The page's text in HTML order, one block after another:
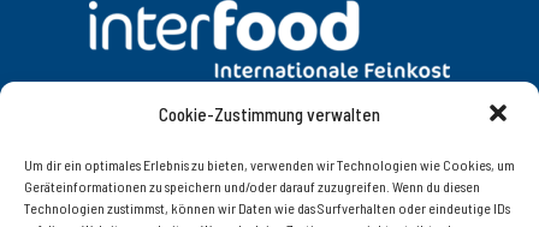
Cookie-Zustimmung verwalten
Um dir ein optimales Erlebnis zu bieten, verwenden wir Technologien wie Cookies, um
Geräteinformationen zu speichern und/oder darauf zuzugreifen. Wenn du diesen
Technologien zustimmst, können wir Daten wie das Surfverhalten oder eindeutige IDs
KONTAKT IMPRESSUM